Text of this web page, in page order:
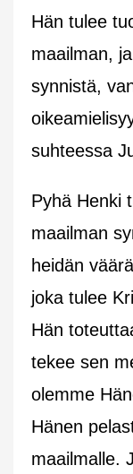
Hän tulee
maailman,
synnistä,
suhteessa
Pyhä Henki
maailman
heidän
joka tulee
Hän
tekee sen
olemme
Hänen
maailmalle.